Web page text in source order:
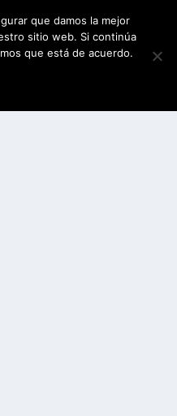
que damos la mejor
sitio web. Si continúa
que está de acuerdo.